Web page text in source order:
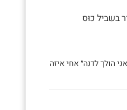
הולך לדנה״ אחי איזה